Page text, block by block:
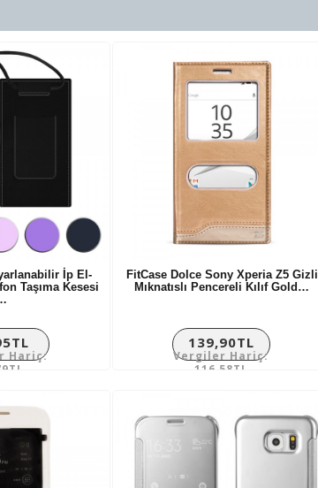
İp El-
Taşıma Kesesi
Hariç:
FitCase Dolce Sony Xperia Z5 Gizli
Mıknatıslı Pencereli Kılıf Gold…
139,90TL
Vergiler Hariç:
116,58TL